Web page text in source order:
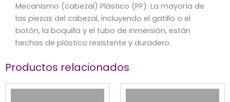
Mecanismo (cabezal) Plástico (PP): La mayoría de
las piezas del cabezal, incluyendo el gatillo o el
botón, la boquilla y el tubo de inmersión, están
hechas de plástico resistente y duradero.
Productos relacionados